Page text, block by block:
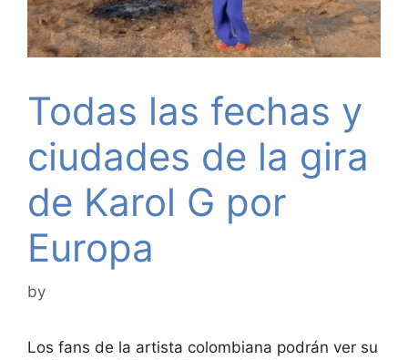
Todas las fechas y
ciudades de la gira
de Karol G por
Europa
by
Los fans de la artista colombiana podrán ver su